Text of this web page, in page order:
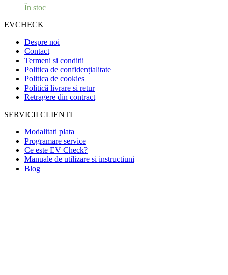
În stoc
EVCHECK
Despre noi
Contact
Termeni si conditii
Politica de confidențialitate
Politica de cookies
Politică livrare si retur
Retragere din contract
SERVICII CLIENTI
Modalitati plata
Programare service
Ce este EV Check?
Manuale de utilizare si instructiuni
Blog